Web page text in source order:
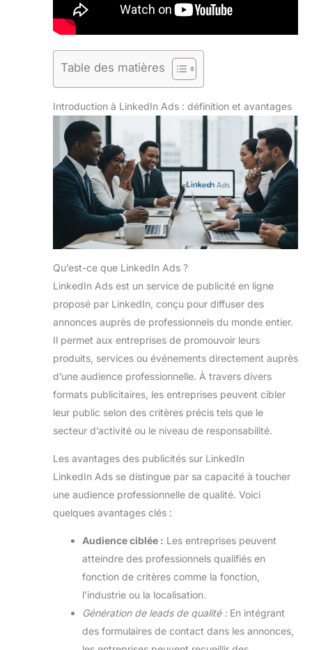
Table des matières
Introduction à LinkedIn Ads : définition et avantages
Qu’est-ce que LinkedIn Ads ?
LinkedIn Ads est un service de publicité en ligne
proposé par LinkedIn, conçu pour diffuser des
annonces auprès de professionnels du monde entier.
Il permet aux entreprises de promouvoir leurs
produits, services ou événements directement auprès
d’une audience professionnelle. À travers divers
formats publicitaires, les entreprises peuvent cibler
leur public selon des critères précis tels que le
secteur d’activité ou le niveau de responsabilité.
Les avantages des publicités sur LinkedIn
LinkedIn Ads se distingue par sa capacité à toucher
une audience professionnelle de qualité. Voici
quelques avantages clés :
Audience ciblée : Les entreprises peuvent
atteindre des professionnels qualifiés en
fonction de critères comme la fonction,
l’industrie ou la localisation.
Génération de leads de qualité :En intégrant
des formulaires de contact dans les annonces,